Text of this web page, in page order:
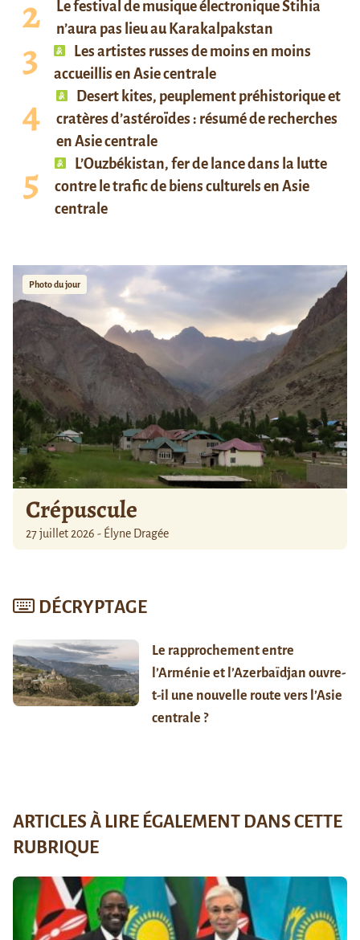
Le festival de musique électronique Stihia
n’aura pas lieu au Karakalpakstan
Les artistes russes de moins en moins
accueillis en Asie centrale
Desert kites, peuplement préhistorique et
cratères d’astéroïdes : résumé de recherches
en Asie centrale
L’Ouzbékistan, fer de lance dans la lutte
contre le trafic de biens culturels en Asie
centrale
Photo du jour
Crépuscule
27 juillet 2026 - Élyne Dragée
DÉCRYPTAGE
Le rapprochement entre
l’Arménie et l’Azerbaïdjan ouvre-
t-il une nouvelle route vers l’Asie
centrale ?
ARTICLES À LIRE ÉGALEMENT DANS CETTE
RUBRIQUE